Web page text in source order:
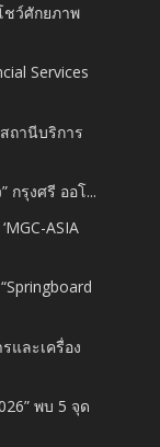
ชว์ศักยภาพ
Services
ถานีบริการ
กรุงศรี ออโ...
ASIA
ละเครื่อง
พบ 5 จุด